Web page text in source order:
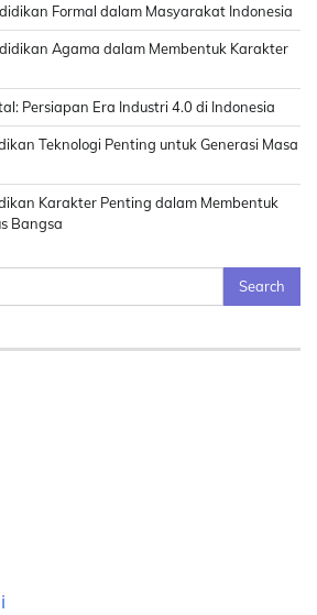
Formal dalam Masyarakat Indonesia
Agama dalam Membentuk Karakter
Persiapan Era Industri 4.0 di Indonesia
Teknologi Penting untuk Generasi Masa
Karakter Penting dalam Membentuk
Bangsa